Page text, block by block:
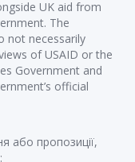
UK aid from
The
not necessarily
of USAID or the
Government and
official
або пропозиції,